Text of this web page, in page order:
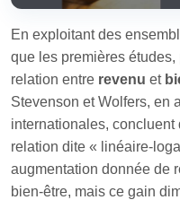
En exploitant des
que les premières
relation entre revenu et
Stevenson et Wolfers, en
internationales,
relation dite «
augmentation donnée de
bien‑être, mais ce gain